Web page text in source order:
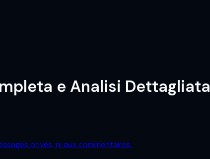
e Analisi Dettagliata
privés, ni aux commentaires.